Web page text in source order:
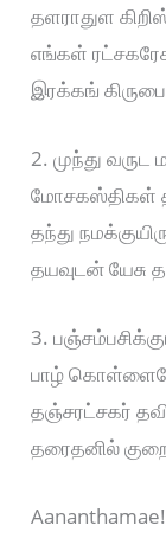
தளராதுள
எங்கள்
இரக்கங்
2. முந்து வருட
மோசகஸ்திகள்
தந்து
தயவுடன் யேசு
3.
பாழ்
தஞ்சரட்சகர்
தரைதனில்
Aananthamae!